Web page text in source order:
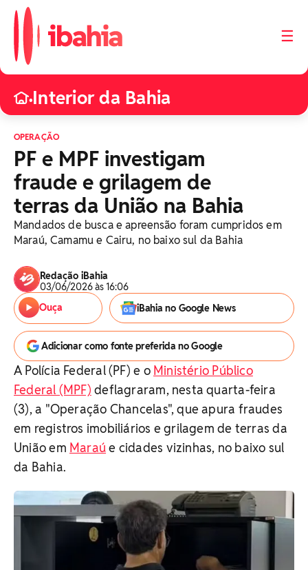
☰
•Interior da Bahia
OPERAÇÃO
PF e MPF investigam
fraude e grilagem de
terras da União na Bahia
Mandados de busca e apreensão foram cumpridos em
Maraú, Camamu e Cairu, no baixo sul da Bahia
Redação iBahia
03/06/2026 às 16:06
Ouça
iBahia no Google News
Adicionar como fonte preferida no Google
A Polícia Federal (PF) e o Ministério Público
Federal (MPF) deflagraram, nesta quarta-feira
(3), a "Operação Chancelas", que apura fraudes
em registros imobiliários e grilagem de terras da
União em Maraúe cidades vizinhas, no baixo sul
da Bahia.